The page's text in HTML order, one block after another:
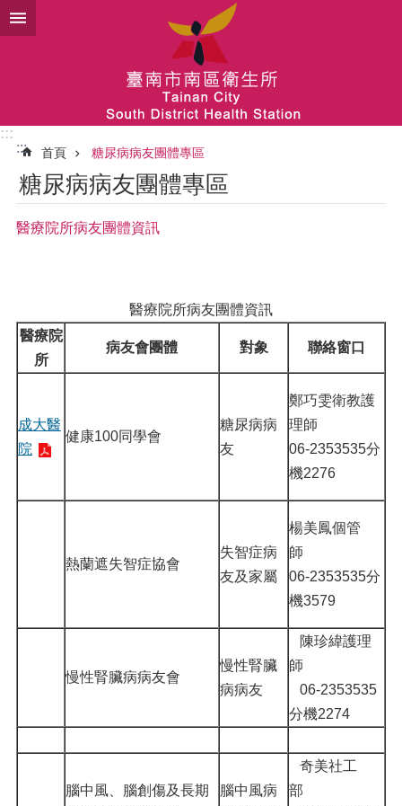
跳到主要內容區塊
:::
:::
首頁 糖尿病病友團體專區
糖尿病病友團體專區
醫療院所病友團體資訊
醫療院所病友團體資訊
醫療院
所
病友會團體 對象 聯絡窗口
成大醫
院
健康100同學會
糖尿病病
友
鄭巧雯衛教護
理師
06-2353535分
機2276
熱蘭遮失智症協會
失智症病
友及家屬
楊美鳳個管
師
06-2353535分
機3579
慢性腎臟病病友會
慢性腎臟
病病友
陳珍緯護理
師
06-2353535
分機2274
腦中風、腦創傷及長期
腦中風病
奇美社工
部